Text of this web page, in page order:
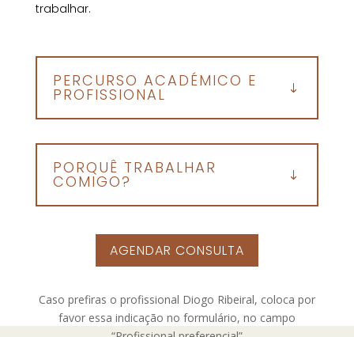
trabalhar.
PERCURSO ACADÉMICO E
PROFISSIONAL
PORQUÊ TRABALHAR
COMIGO?
AGENDAR CONSULTA
Caso prefiras o profissional Diogo Ribeiral, coloca por
favor essa indicação no formulário, no campo